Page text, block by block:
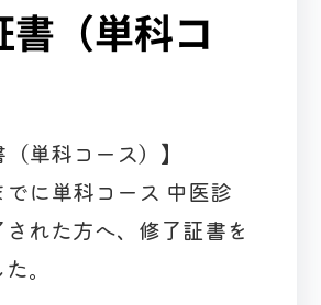
書（単科コ
（単科コース）】
でに単科コース 中医診
れた方へ、修了証書を
。